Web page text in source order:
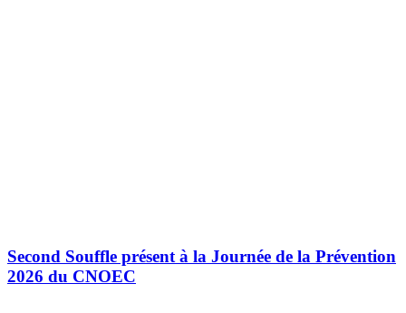
Second Souffle présent à la Journée de la Prévention
2026 du CNOEC